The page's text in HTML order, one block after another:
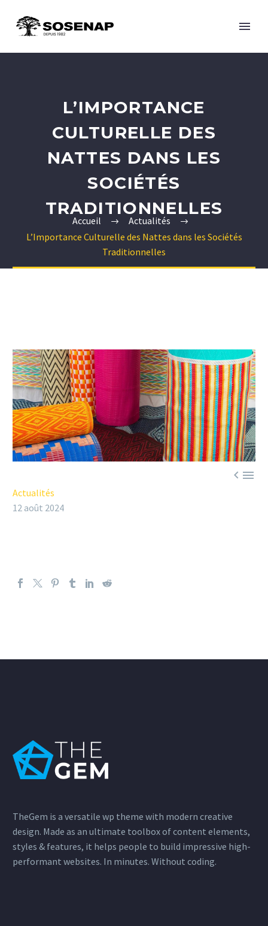
FRANÇAIS
L’IMPORTANCE
CULTURELLE DES
NATTES DANS LES
SOCIÉTÉS
TRADITIONNELLES
Accueil
Actualités
L’Importance Culturelle des Nattes dans les Sociétés
Traditionnelles

Actualités
12 août 2024
TheGem is a versatile wp theme with modern creative
design. Made as an ultimate toolbox of content elements,
styles & features, it helps people to build impressive high-
performant websites. In minutes. Without coding.